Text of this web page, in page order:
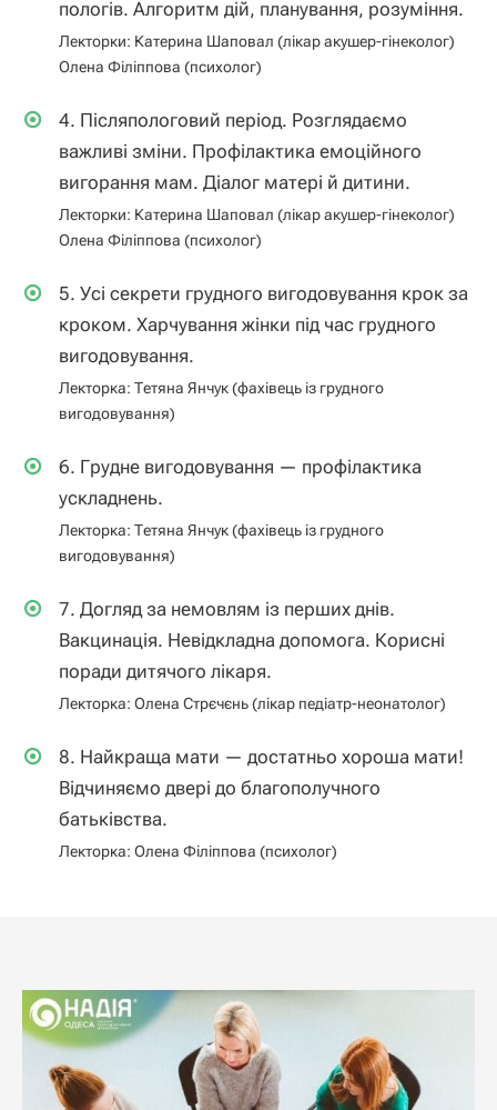
пологів. Алгоритм дій, планування, розуміння.
Лекторки: Катерина Шаповал (лікар акушер-гінеколог)
Олена Філіппова (психолог)
4. Післяпологовий період. Розглядаємо
важливі зміни. Профілактика емоційного
вигорання мам. Діалог матері й дитини.
Лекторки: Катерина Шаповал (лікар акушер-гінеколог)
Олена Філіппова (психолог)
5. Усі секрети грудного вигодовування крок за
кроком. Харчування жінки під час грудного
вигодовування.
Лекторка: Тетяна Янчук (фахівець із грудного
вигодовування)
6. Грудне вигодовування — профілактика
ускладнень.
Лекторка: Тетяна Янчук (фахівець із грудного
вигодовування)
7. Догляд за немовлям із перших днів.
Вакцинація. Невідкладна допомога. Корисні
поради дитячого лікаря.
Лекторка: Олена Стрєчєнь (лікар педіатр-неонатолог)
8. Найкраща мати — достатньо хороша мати!
Відчиняємо двері до благополучного
батьківства.
Лекторка: Олена Філіппова (психолог)